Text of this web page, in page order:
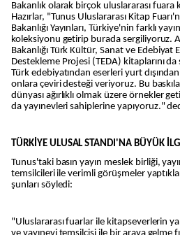
Bakanlık olarak birçok uluslararası fuara
Hazırlar, "Tunus Uluslararası Kitap
Bakanlığı Yayınları, Türkiye'nin farklı
koleksiyonu getirip burada sergiliyoruz.
Bakanlığı Türk Kültür, Sanat ve Edebiyat
Destekleme Projesi (TEDA) kitaplarını
Türk edebiyatından eserleri yurt dışından
onlara çeviri desteği veriyoruz. Bu
dünyası ağırlıklı olmak üzere örnekler
da yayınevleri sahiplerine yapıyoruz."
TÜRKİYE ULUSAL STANDI'NA BÜYÜK
Tunus'taki basın yayın meslek birliği,
temsilcileri ile verimli görüşmeler
şunları söyledi:
"Uluslararası fuarlar ile kitapseverlerin